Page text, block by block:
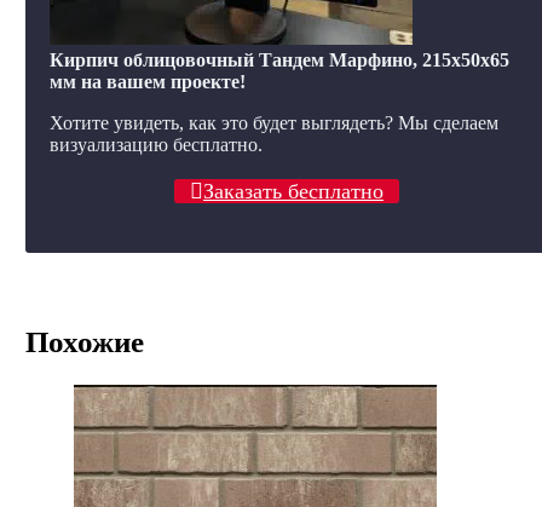
Кирпич облицовочный Тандем Марфино, 215x50x65
мм на вашем проекте!
Хотите увидеть, как это будет выглядеть? Мы сделаем
визуализацию бесплатно.
Заказать бесплатно
Похожие